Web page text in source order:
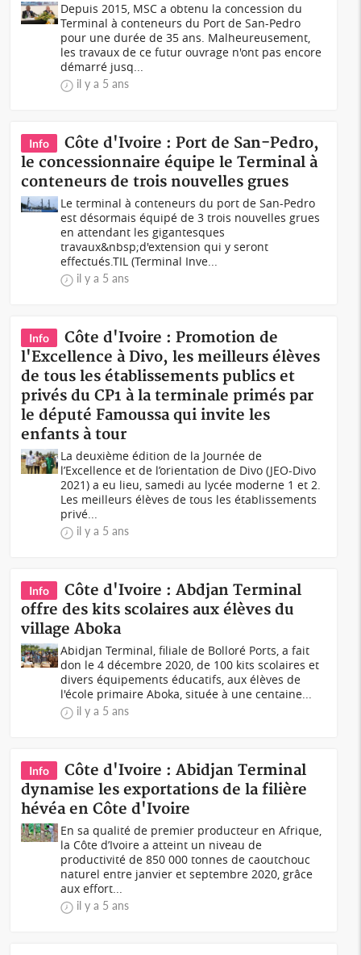
Depuis 2015, MSC a obtenu la concession du
Terminal à conteneurs du Port de San-Pedro
pour une durée de 35 ans. Malheureusement,
les travaux de ce futur ouvrage n'ont pas encore
démarré jusq...
il y a 5 ans
Info
Côte d'Ivoire : Port de San-Pedro,
le concessionnaire équipe le Terminal à
conteneurs de trois nouvelles grues
Le terminal à conteneurs du port de San-Pedro
est désormais équipé de 3 trois nouvelles grues
en attendant les gigantesques
travaux&nbsp;d'extension qui y seront
effectués.TIL (Terminal Inve...
il y a 5 ans
Info
Côte d'Ivoire : Promotion de
l'Excellence à Divo, les meilleurs élèves
de tous les établissements publics et
privés du CP1 à la terminale primés par
le député Famoussa qui invite les
enfants à tour
La deuxième édition de la Journée de
l’Excellence et de l’orientation de Divo (JEO-Divo
2021) a eu lieu, samedi au lycée moderne 1 et 2.
Les meilleurs élèves de tous les établissements
privé...
il y a 5 ans
Info
Côte d'Ivoire : Abdjan Terminal
offre des kits scolaires aux élèves du
village Aboka
Abidjan Terminal, filiale de Bolloré Ports, a fait
don le 4 décembre 2020, de 100 kits scolaires et
divers équipements éducatifs, aux élèves de
l'école primaire Aboka, située à une centaine...
il y a 5 ans
Info
Côte d'Ivoire : Abidjan Terminal
dynamise les exportations de la filière
hévéa en Côte d'Ivoire
En sa qualité de premier producteur en Afrique,
la Côte d’Ivoire a atteint un niveau de
productivité de 850 000 tonnes de caoutchouc
naturel entre janvier et septembre 2020, grâce
aux effort...
il y a 5 ans